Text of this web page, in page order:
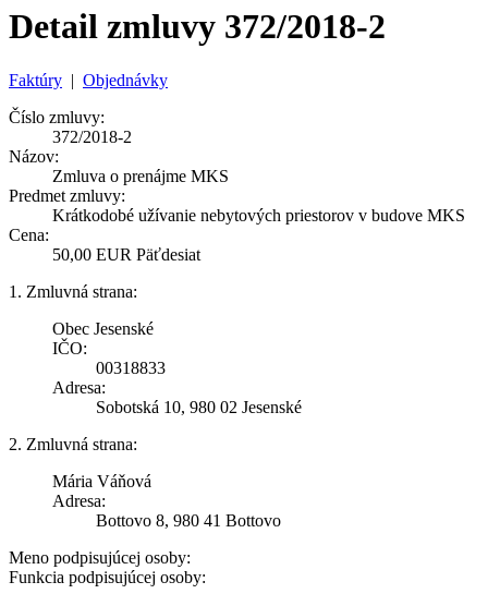
Detail zmluvy 372/2018-2
Faktúry | Objednávky
Číslo zmluvy:
372/2018-2
Názov:
Zmluva o prenájme MKS
Predmet zmluvy:
Krátkodobé užívanie nebytových priestorov v budove MKS
Cena:
50,00 EUR Päťdesiat
1. Zmluvná strana:
Obec Jesenské
IČO:
00318833
Adresa:
Sobotská 10, 980 02 Jesenské
2. Zmluvná strana:
Mária Váňová
Adresa:
Bottovo 8, 980 41 Bottovo
Meno podpisujúcej osoby:
Funkcia podpisujúcej osoby: